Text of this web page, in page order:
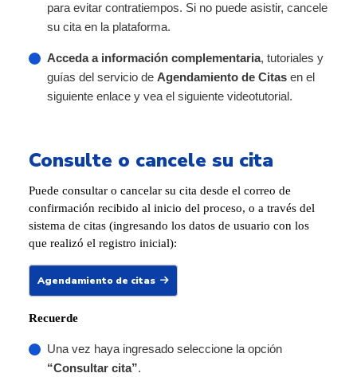
para evitar contratiempos. Si no puede asistir, cancele
su cita en la plataforma.
Acceda a información complementaria, tutoriales y
guías del servicio de Agendamiento de Citas en el
siguiente enlace y vea el siguiente videotutorial.
Consulte o cancele su cita
Puede consultar o cancelar su cita desde el correo de
confirmación recibido al inicio del proceso, o a través del
sistema de citas (ingresando los datos de usuario con los
que realizó el registro inicial):
Agendamiento de citas
Recuerde
Una vez haya ingresado seleccione la opción
“Consultar cita”.